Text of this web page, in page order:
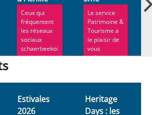
Ceux qui
fréquentent
les réseaux
sociaux
schaerbeekoi
s connaissent
Le service
Patrimoine &
Tourisme a
le plaisir de
vous
présenter sa
Estivales
2026
Heritage
Days : les